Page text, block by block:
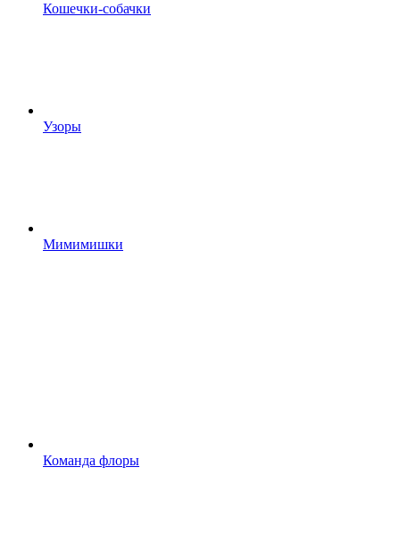
Кошечки-собачки
Узоры
Мимимишки
Команда флоры